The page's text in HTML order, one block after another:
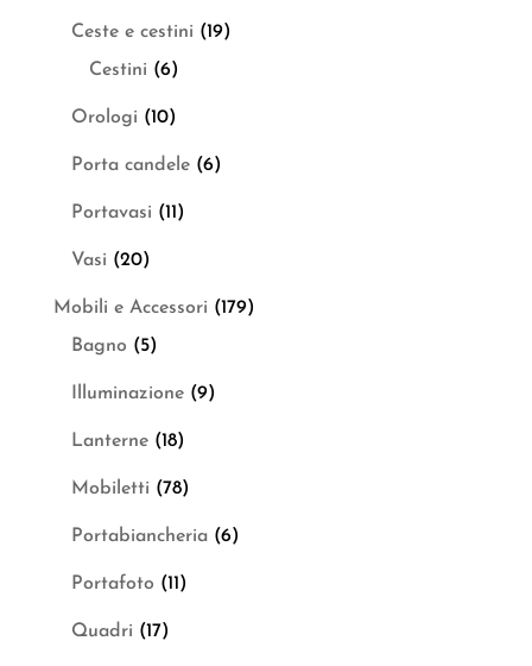
Ceste e cestini (19)
Cestini (6)
Orologi (10)
Porta candele (6)
Portavasi (11)
Vasi (20)
Mobili e Accessori (179)
Bagno (5)
Illuminazione (9)
Lanterne (18)
Mobiletti (78)
Portabiancheria (6)
Portafoto (11)
Quadri (17)